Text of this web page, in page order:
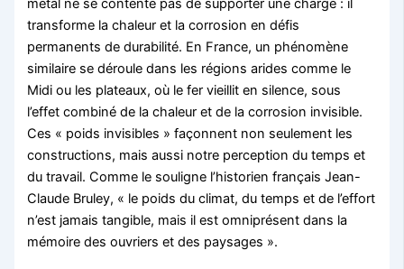
métal ne se contente pas de supporter une charge : il
transforme la chaleur et la corrosion en défis
permanents de durabilité. En France, un phénomène
similaire se déroule dans les régions arides comme le
Midi ou les plateaux, où le fer vieillit en silence, sous
l’effet combiné de la chaleur et de la corrosion invisible.
Ces « poids invisibles » façonnent non seulement les
constructions, mais aussi notre perception du temps et
du travail. Comme le souligne l’historien français Jean-
Claude Bruley, « le poids du climat, du temps et de l’effort
n’est jamais tangible, mais il est omniprésent dans la
mémoire des ouvriers et des paysages ».